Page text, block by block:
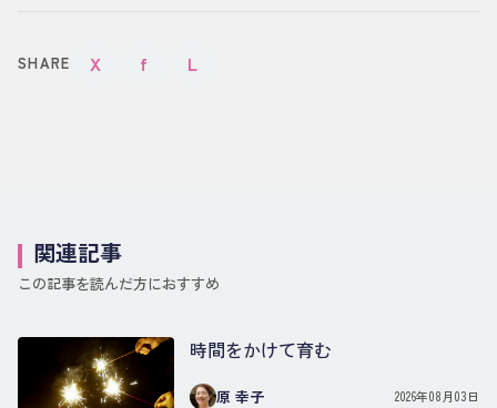
SHARE X f L
関連記事
この記事を読んだ方におすすめ
時間をかけて育む
原 幸子 2026年08月03日